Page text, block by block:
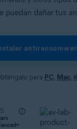
puedan dañar tus
para PC, Mac,